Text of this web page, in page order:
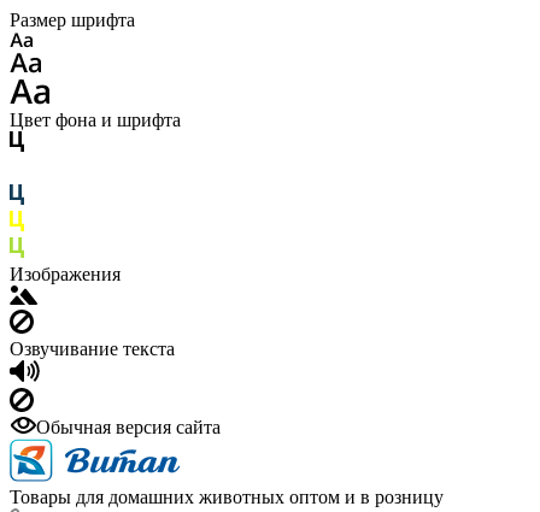
Размер шрифта
Цвет фона и шрифта
Изображения
Озвучивание текста
Обычная версия сайта
Товары для домашних животных оптом и в розницу